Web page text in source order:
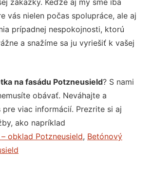
vás nielen počas spolupráce, ale aj
prípadnej nespokojnosti, ktorú
a snažíme sa ju vyriešiť k vašej
na fasádu Potzneusield? S nami
obávať. Neváhajte a
viac informácií. Prezrite si aj
ako napríklad
obklad Potzneusield, Betónový